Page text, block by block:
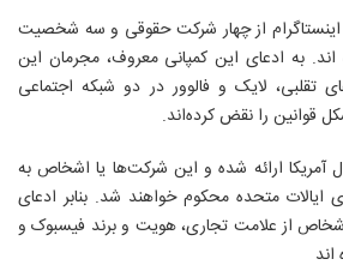
از چهار شرکت حقوقی و سه شخصیت
به ادعای این کمپانی معروف، مجرمان این
تقلبی، لایک و فالوور در دو شبکه اجتماعی
قوانین را نقض کرده‌اند.
آمریکا ارائه شده و این شرکت‌ها یا اشخاص به
متحده محکوم خواهند شد. بنابر ادعای
از علامت تجاری، هویت و برند فیسبوک و